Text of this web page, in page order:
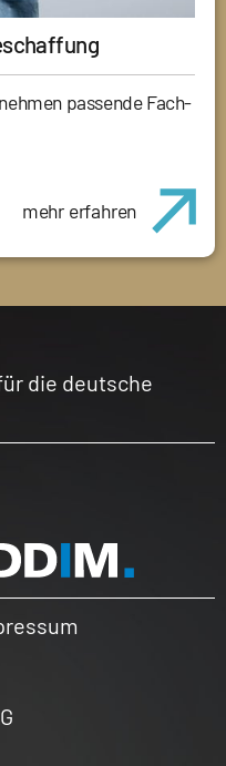
passende Fach-
mehr erfahren
die deutsche